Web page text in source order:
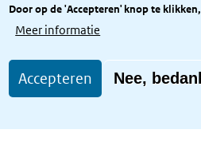
Door op de 'Accepteren' knop te
Meer informatie
Accepteren Nee,
Toegang site openbaar
Toegankelijkheid